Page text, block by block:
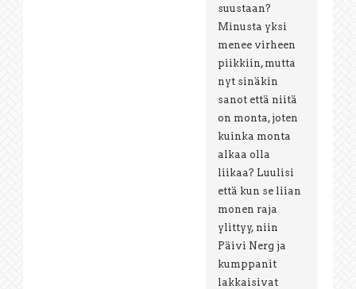
suustaan?
Minusta yksi
menee virheen
piikkiin, mutta
nyt sinäkin
sanot että niitä
on monta, joten
kuinka monta
alkaa olla
liikaa? Luulisi
että kun se liian
monen raja
ylittyy, niin
Päivi Nerg ja
kumppanit
lakkaisivat